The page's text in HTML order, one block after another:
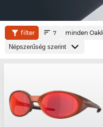
filter 7 minden